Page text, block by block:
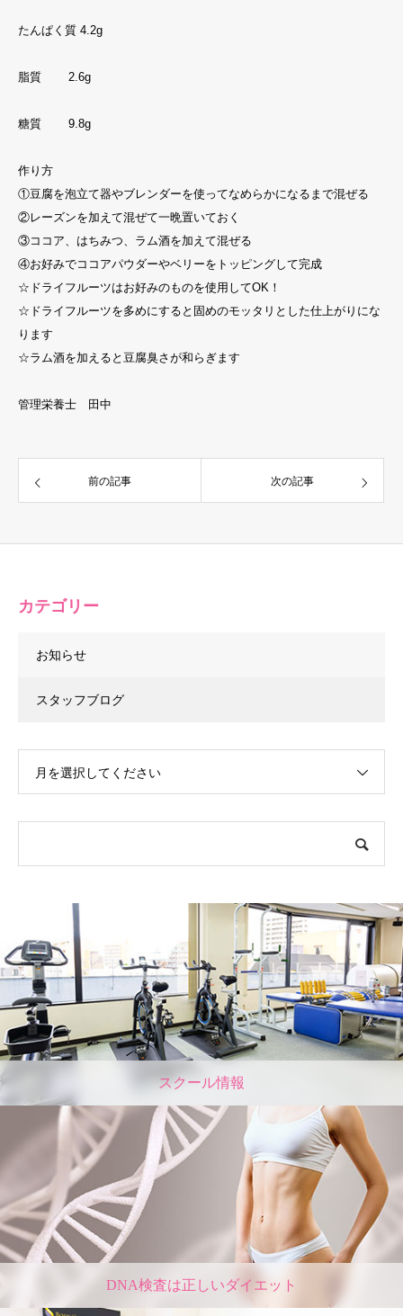
たんぱく質 4.2g
脂質 2.6g
糖質 9.8g
作り方
①豆腐を泡立て器やブレンダーを使ってなめらかになるまで混ぜる
②レーズンを加えて混ぜて一晩置いておく
③ココア、はちみつ、ラム酒を加えて混ぜる
④お好みでココアパウダーやベリーをトッピングして完成
☆ドライフルーツはお好みのものを使用してOK！
☆ドライフルーツを多めにすると固めのモッタリとした仕上がりにな
ります
☆ラム酒を加えると豆腐臭さが和らぎます
管理栄養士 田中
前の記事 次の記事
カテゴリー
お知らせ
スタッフブログ
月を選択してください
スクール情報
DNA検査は正しいダイエット